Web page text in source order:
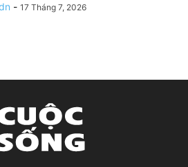
- 17 Tháng 7, 2026